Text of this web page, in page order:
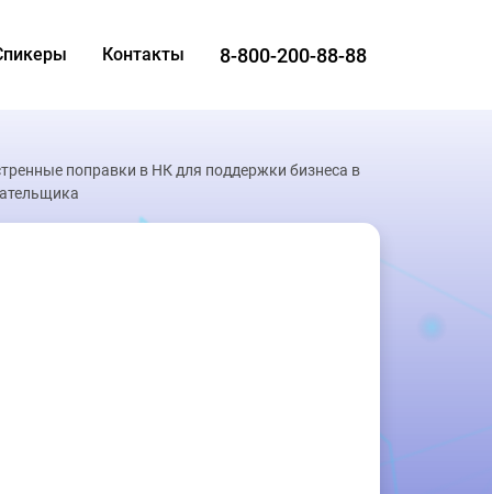
Контакты 8-800-200-88-88
поправки в НК для поддержки бизнеса в